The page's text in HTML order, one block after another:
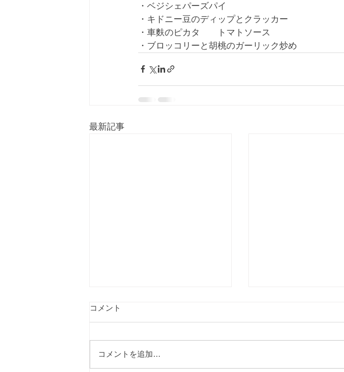
・ベジシェパーズパイ
・キドニー豆のディップとクラッカー
・車麩のピカタ　　トマトソース
・ブロッコリーと胡桃のガーリック炒め
最新記事
コメント
コメントを追加…